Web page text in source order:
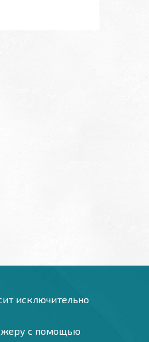
исключительно
с помощью